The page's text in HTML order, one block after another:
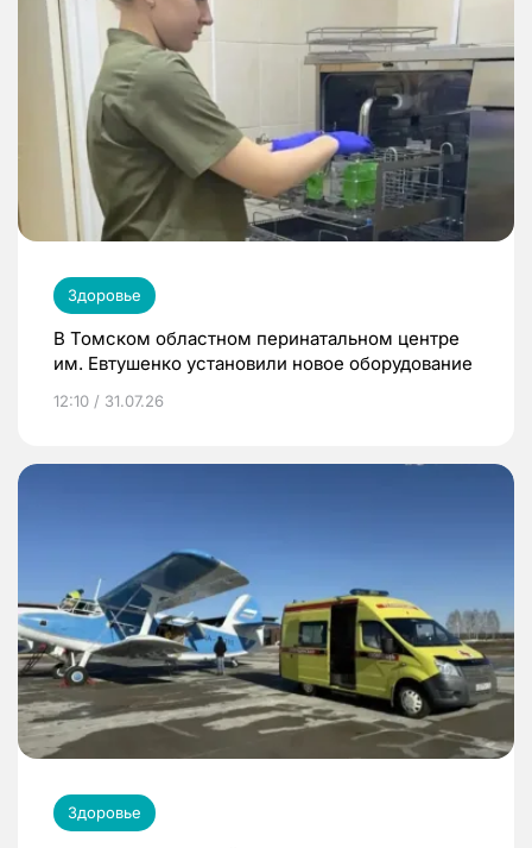
Здоровье
В Томском областном перинатальном центре
им. Евтушенко установили новое оборудование
12:10 / 31.07.26
Здоровье